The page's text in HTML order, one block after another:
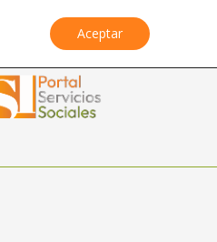
Aceptar